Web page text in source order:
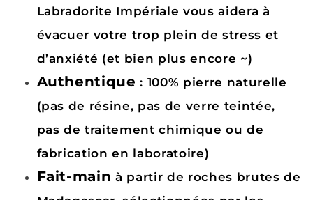
Labradorite Impériale vous aidera à
évacuer votre trop plein de stress et
d’anxiété (et bien plus encore ~)
Authentique : 100% pierre naturelle
(pas de résine, pas de verre teintée,
pas de traitement chimique ou de
fabrication en laboratoire)
Fait-main à partir de roches brutes de